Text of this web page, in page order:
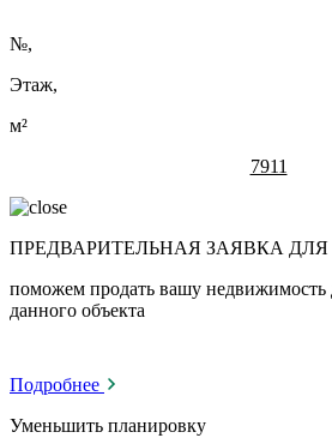
№,
Этаж,
м²
7911
ПРЕДВАРИТЕЛЬНАЯ ЗАЯВКА
поможем продать вашу недвижимость
данного объекта
Подробнее
Уменьшить планировку